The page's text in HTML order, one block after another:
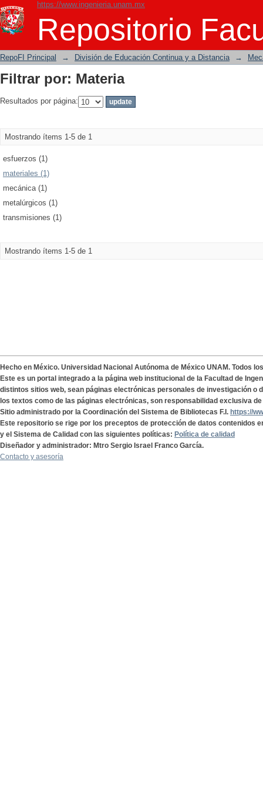
https://www.ingenieria.unam.mx
Repositorio
Filtrar por: Materia
RepoFI Principal → División de Educación Continua y a Distancia →
Filtrar por: Materia
Resultados por página:
Mostrando ítems 1-5 de 1
esfuerzos (1)
materiales (1)
mecánica (1)
metalúrgicos (1)
transmisiones (1)
Mostrando ítems 1-5 de 1
Hecho en México. Universidad Nacional Autónoma de México UNAM. Todos
Este es un portal integrado a la página web institucional de la Facultad de
distintos sitios web, sean páginas electrónicas personales de investigación o
los textos como de las páginas electrónicas, son responsabilidad exclusiva
Sitio administrado por la Coordinación del Sistema de Bibliotecas F.I. https://
Este repositorio se rige por los preceptos de protección de datos contenidos
y el Sistema de Calidad con las siguientes políticas: Política de calidad
Diseñador y administrador: Mtro Sergio Israel Franco García.
Contacto y asesoría